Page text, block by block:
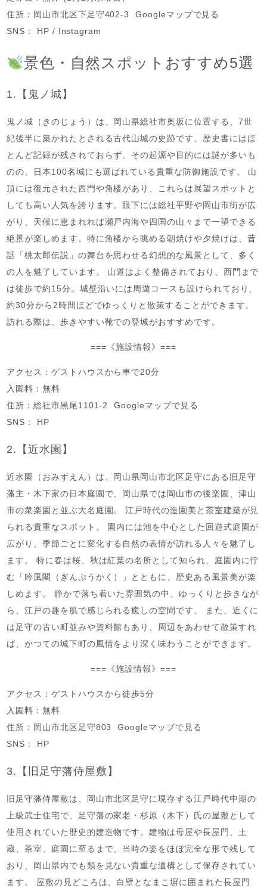
住所：岡山市北区下足守402-3 Googleマップで見る
SNS： HP / Instagram
景色・自然スポットおすすめ5選
1.【鬼ノ城】
鬼ノ城（きのじょう）は、岡山県総社市奥坂に位置する、7世
紀後半に築かれたとされる古代山城の史跡です。歴史書にはほ
とんど記録が残されておらず、その起源や目的には謎が多いも
のの、日本100名城にも選ばれている貴重な防御施設です。 山
頂には復元された西門や角楼があり、これらは展望スポットと
しても高い人気を誇ります。眼下には総社平野や岡山市街が広
がり、天候に恵まれれば瀬戸内海や四国の山々まで一望できる
絶景が楽しめます。特に角楼から眺める朝焼けや夕焼けは、昔
話「桃太郎伝説」の舞台を思わせる幻想的な風景として、多く
の人を魅了しています。 山道はよく整備されており、西門まで
は徒歩で約15分。城壁沿いには周遊コースも設けられており、
約30分から2時間ほどでゆっくりと散策することができます。
訪れる際は、歩きやすい靴での登城がおすすめです。
===《施設情報》===
アクセス：ゲストハウスから車で20分
入園料：無料
住所：総社市黒尾1101‐2 Googleマップで見る
SNS： HP
2.【近水園】
近水園（おみずえん）は、岡山県岡山市北区足守にある旧足守
藩主・木下家の日本庭園で、岡山県では岡山市の後楽園、津山
市の衆楽園と並ぶ大名庭園。 江戸時代の造園美と茶室建築が見
られる貴重なスポット。 園内には池を中心とした回遊式庭園が
広がり、季節ごとに変化する自然の表情が訪れる人々を魅了し
ます。 特に春は桜、秋は紅葉の名所として知られ、庭園内に佇
む「吟風閣（ぎんぷうかく）」とともに、歴史ある風景美が楽
しめます。 静かで落ち着いた雰囲気の中、ゆっくりと歩きなが
ら、江戸の趣を肌で感じられる癒しの空間です。 また、近くに
は足守の古い町並みや資料館もあり、周辺をあわせて散策すれ
ば、かつての城下町の風情をより深く味わうことができます。
===《施設情報》===
アクセス：ゲストハウスから徒歩5分
入園料：無料
住所：岡山市北区足守803 Googleマップで見る
SNS： HP
3.【旧足守藩侍屋敷】
旧足守藩侍屋敷は、岡山市北区足守に現存する江戸時代中期の
上級武士住宅で、足守藩の家老・杉原（木下）氏の屋敷として
使用されていた歴史的建造物です。建物は母屋や長屋門、土
蔵、茶室、庭園に至るまで、当時の姿をほぼ完全な形で残して
おり、岡山県内でも類を見ない貴重な遺構として保存されてい
ます。 屋敷の見どころは、白壁となまこ塀に囲まれた長屋門